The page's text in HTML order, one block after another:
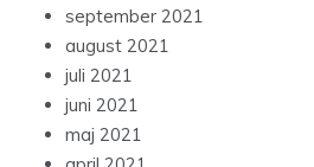
september 2021
august 2021
juli 2021
juni 2021
maj 2021